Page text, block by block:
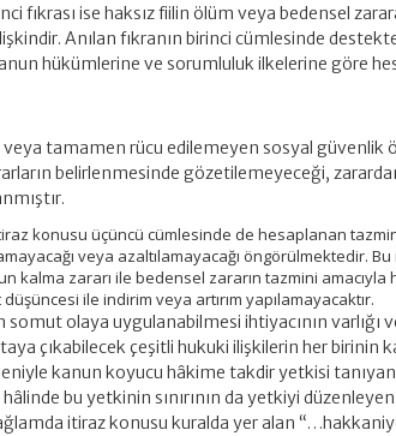
fıkrası ise haksız fiilin ölüm veya bedensel
Anılan fıkranın birinci cümlesinde
hükümlerine ve sorumluluk ilkelerine göre
veya tamamen rücu edilemeyen sosyal güvenlik
belirlenmesinde gözetilemeyeceği,
konusu üçüncü cümlesinde de hesaplanan
veya azaltılamayacağı öngörülmektedir.
kalma zararı ile bedensel zararın tazmini amacıyla
ile indirim veya artırım yapılamayacaktır.
olaya uygulanabilmesi ihtiyacının varlığı
çıkabilecek çeşitli hukuki ilişkilerin her birinin
kanun koyucu hâkime takdir yetkisi
bu yetkinin sınırının da yetkiyi
itiraz konusu kuralda yer alan